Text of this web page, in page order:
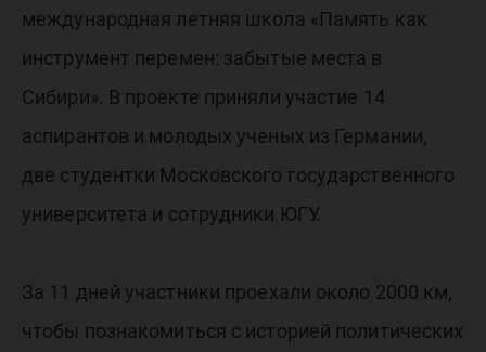
международная летняя школа «Память как
инструмент перемен: забытые места в
Сибири». В проекте приняли участие 14
аспирантов и молодых ученых из Германии,
две студентки Московского государственного
университета и сотрудники ЮГУ.
За 11 дней участники проехали около 2000 км,
чтобы познакомиться с историей политических